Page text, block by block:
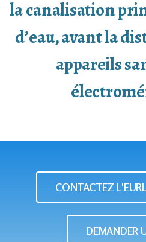
la canalisation
d’eau, avant la
appareils
CONTACTEZ
DEMANDER